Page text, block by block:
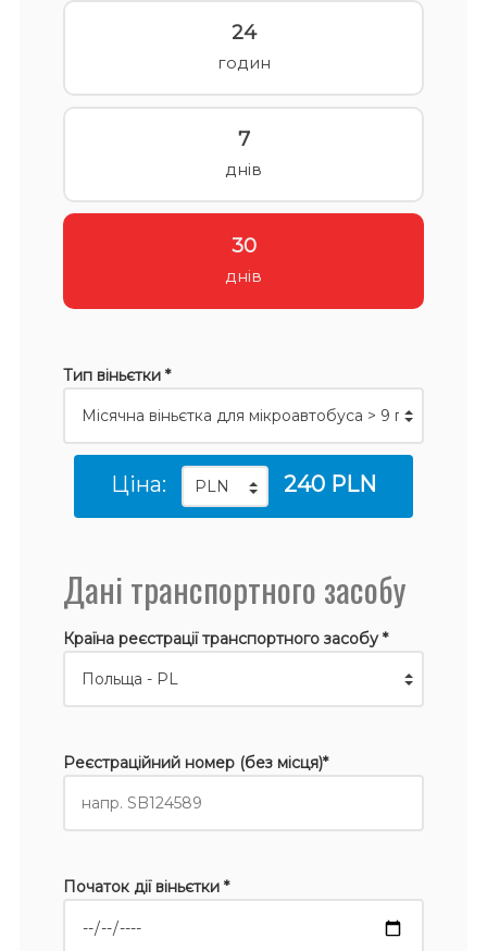
24
годин
7
днів
30
днів
Тип віньєтки *
Ціна: 240 PLN
Дані транспортного засобу
Країна реєстрації транспортного засобу *
Реєстраційний номер (без місця)*
Початок дії віньєтки *